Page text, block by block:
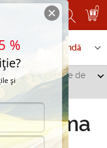
0
de comandă
/
Anvelope de
Kama
%
și